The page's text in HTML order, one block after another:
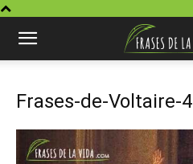
Frases-de-Voltaire-4